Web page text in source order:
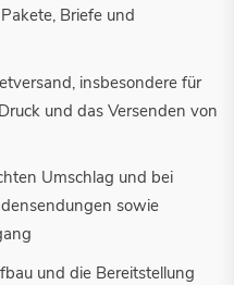
Briefe und
insbesondere für
und das Versenden von
Umschlag und bei
sowie
und die Bereitstellung